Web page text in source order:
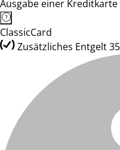
Ausgabe einer Kreditkarte
ClassicCard
Zusätzliches Entgelt